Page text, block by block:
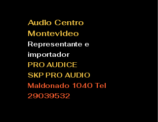
Audio Centro
Montevideo
Representante e
importador
PRO AUDICE
SKP PRO AUDIO
Maldonado 1040 Tel
29039532